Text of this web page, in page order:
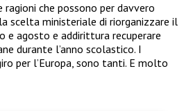
che possono per davvero
scelta ministeriale di riorganizzare il
e agosto e addirittura recuperare
durante l’anno scolastico. I
per l’Europa, sono tanti. E molto